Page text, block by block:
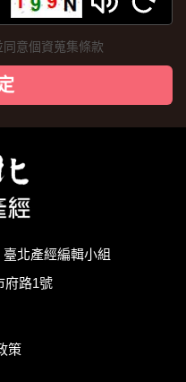
同意個資蒐集條款
臺北產經編輯小組
府路1號
策